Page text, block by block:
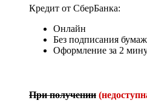
Кредит от СберБанка:
Онлайн
Без подписания
Оформление за 2
При получении